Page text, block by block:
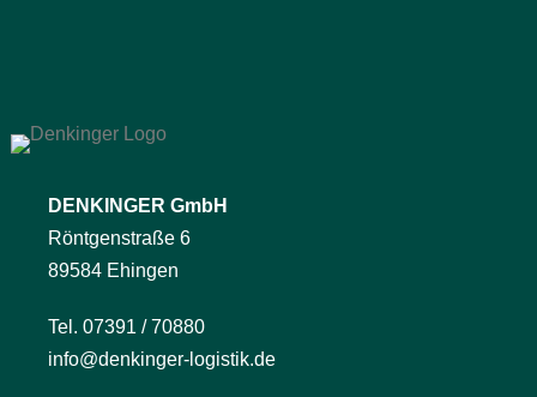
DENKINGER GmbH
Röntgenstraße 6
89584 Ehingen
Tel. 07391 / 70880
info@denkinger-logistik.de